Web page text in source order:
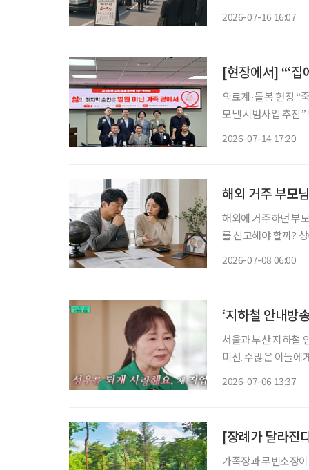
2026-07-16 16:07
[현장에서] “‘집
의료계·돌봄 현장 “죽음보다 돌
모델 시범사업 추진” 병원이 아닌 ‘내가 살아가는 집’에서 가족과 함께 삶의 마지막을 맞는 ‘재
2026-07-14 17:20
해외 거주 부모
해외에 거주하던 부
를 신고해야 할까?
2026-07-08 06:00
‘지하철 안내방
서울과 부산 지하철
미선. 수많은 이들에
2026-07-06 13:37
[장례가 달라진
가족장과 무빈소장